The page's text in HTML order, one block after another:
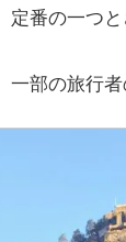
定番の一つと
部の旅行